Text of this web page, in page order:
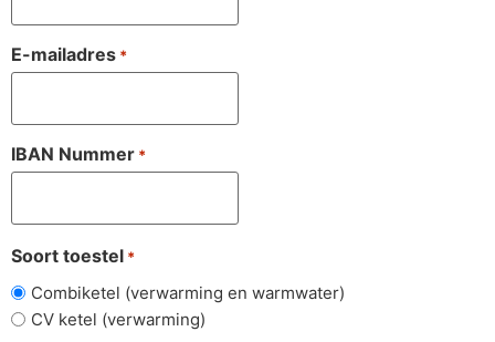
E-mailadres *
IBAN Nummer *
Soort toestel *
Combiketel (verwarming en warmwater)
CV ketel (verwarming)